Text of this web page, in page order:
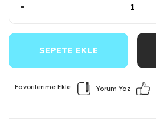
-
SEPETE EKLE
Yorum Yaz